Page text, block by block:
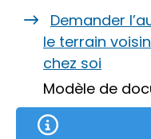
Demander
le terrain
chez soi
Modèle de